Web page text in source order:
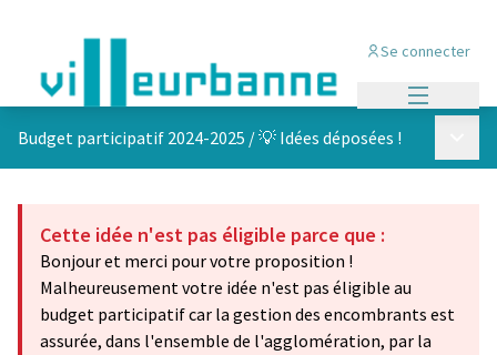
Se connecter
Budget participatif 2024-2025 /💡 Idées déposées !
Cette idée n'est pas éligible parce que :
Bonjour et merci pour votre proposition !
Malheureusement votre idée n'est pas éligible au
budget participatif car la gestion des encombrants est
assurée, dans l'ensemble de l'agglomération, par la